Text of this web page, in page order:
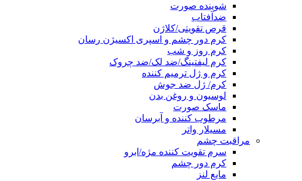
شوینده صورت
ضدآفتاب
قرص تقویتی/کلاژن
کرم دور چشم و اسپری اکسیژن رسان
کرم روز و شب
کرم لیفتینگ/ضد لک/ضد چروک
کرم و ژل ترمیم کننده
کرم/ ژل ضد جوش
لوسیون و روغن بدن
ماسک صورت
مرطوب کننده و آبرسان
مسیلار واتر
مراقبت چشم
سرم تقویت کننده مژه/ابرو
کرم دور چشم
مایع لنز